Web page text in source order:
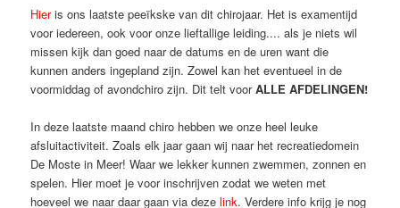
View on Facebook Share
Chiro Bethanie
5 months ago
McDonald’s
D’ouwe kerk
Vrienden, familie, buurvrouw of verre neef? Iedereen houdt
van een goeie burger voor een rechtvaardige prijs! Kies je
burger (met frietjes en een slaatje) en schrijf je in via de link:
Hieris ons laatste peeïkske van dit chirojaar. Het is examentijd
voor iedereen, ook voor onze lieftallige leiding.... als je niets wil
missen kijk dan goed naar de datums en de uren want die
kunnen anders ingepland zijn. Zowel kan het eventueel in de
voormiddag of avondchiro zijn. Dit telt voorALLE AFDELINGEN!
In deze laatste maand chiro hebben we onze heel leuke
afsluitactiviteit. Zoals elk jaar gaan wij naar het recreatiedomein
De Moste in Meer! Waar we lekker kunnen zwemmen, zonnen en
spelen. Hier moet je voor inschrijven zodat we weten met
hoeveel we naar daar gaan via dezelink. Verdere info krijg je nog